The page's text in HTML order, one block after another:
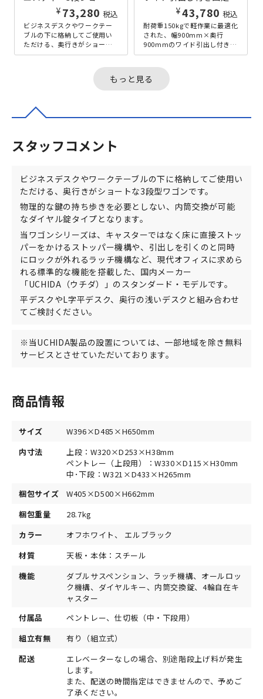
¥ 73,280 税込
ビジネスデスクやワークテー
ブルの下に格納してご使用い
ただける、奥行きがショート
な3段型ワゴンです。オフィス
¥43,780 税込
耐荷重150kgで軽作業に最適化
された、幅900mm×奥行
900mmのワイド引出し付き固
定式ワークテーブルのハイタ
もっと見る
スタッフコメント
ビジネスデスクやワークテーブルの下に格納してご使用い
ただける、奥行きがショートな3段型ワゴンです。
物理的な鍵の持ち歩きを必要としない、内筒交換が可能
なダイヤル錠タイプとなります。
当ワゴンシリーズは、キャスターではなく床に直接ストッ
パーをかけるストッパー機構や、引出しを引くのと同時
にロックが外れるラッチ機構など、現代オフィスに求めら
れる標準的な機能を搭載した、国内メーカー
「UCHIDA（ウチダ）」のスタンダード・モデルです。
平デスクやL字平デスク、奥行の浅いデスクと組み合わせ
てご検討ください。
※当UCHIDA製品の設置については、一部地域を除き無料
サービスとさせていただいております。
商品情報
サイズ
W396×D485×H650mm
内寸法
上段：W320×D253×H38mm
ペントレー（上段用）：W330×D115×H30mm
中･下段：W321×D433×H265mm
梱包サイズ
W405×D500×H662mm
梱包重量
28.7kg
カラー
オフホワイト、 エルブラック
材質
天板・本体：スチール
機能
ダブルサスペンション、ラッチ機構、オールロッ
ク機構、ダイヤルキー、内筒交換錠、4輪自在キ
ャスター
付属品
ペントレー、仕切板（中・下段用）
組立有無
有り（組立式）
配送
エレベーターなしの場合、別途階段上げ料が発生
します。
また、配送の時間指定はできませんので、予めご
了承ください。